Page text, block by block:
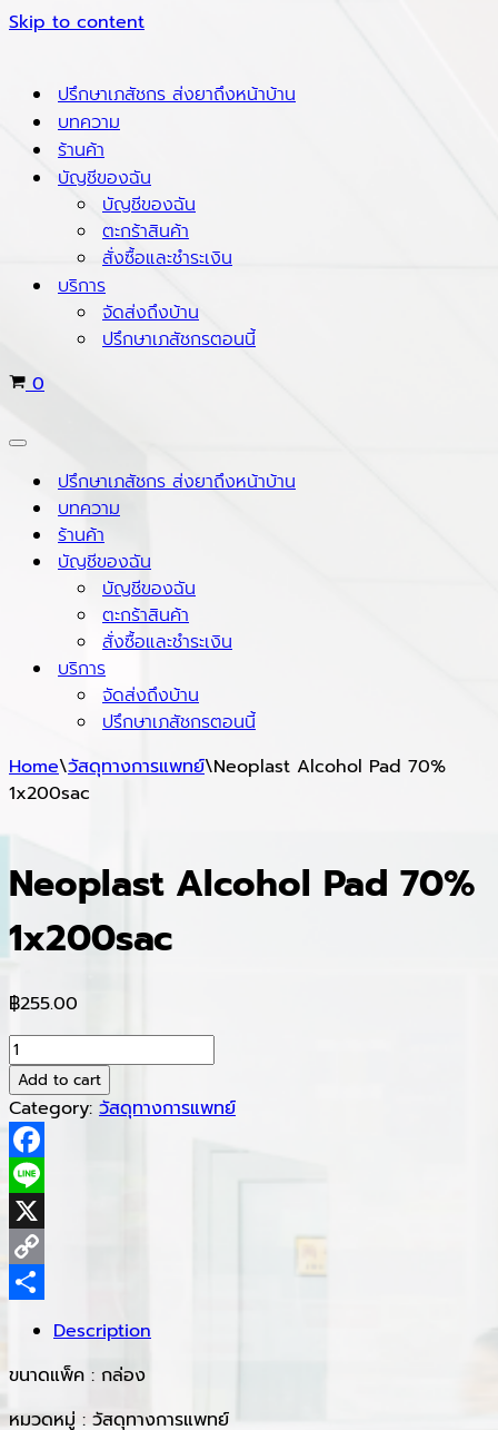
Skip to content
ปรึกษาเภสัชกร ส่งยาถึงหน้าบ้าน
บทความ
ร้านค้า
บัญชีของฉัน
บัญชีของฉัน
ตะกร้าสินค้า
สั่งซื้อและชำระเงิน
บริการ
จัดส่งถึงบ้าน
ปรึกษาเภสัชกรตอนนี้
Cart
0
Navigation
Menu ปรึกษาเภสัชกร ส่งยาถึงหน้าบ้าน
บทความ
ร้านค้า
บัญชีของฉัน
บัญชีของฉัน
ตะกร้าสินค้า
สั่งซื้อและชำระเงิน
บริการ
จัดส่งถึงบ้าน
ปรึกษาเภสัชกรตอนนี้
Home\วัสดุทางการแพทย์\Neoplast Alcohol Pad 70%
1x200sac
Neoplast Alcohol Pad 70%
1x200sac
฿255.00
Neoplast
Alcohol
Pad
70%
1x200sac
quantity
Add to cart
Category: วัสดุทางการแพทย์
Facebook
Line
X
Copy
ShareDescription
ขนาดแพ็ค : กล่อง
หมวดหมู่ : วัสดุทางการแพทย์